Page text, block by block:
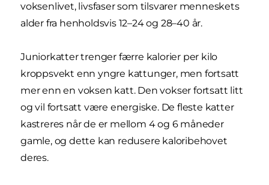
voksenlivet, livsfaser som tilsvarer menneskets
alder fra henholdsvis 12–24 og 28–40 år.
Juniorkatter trenger færre kalorier per kilo
kroppsvekt enn yngre kattunger, men fortsatt
mer enn en voksen katt. Den vokser fortsatt litt
og vil fortsatt være energiske. De fleste katter
kastreres når de er mellom 4 og 6 måneder
gamle, og dette kan redusere kaloribehovet
deres.